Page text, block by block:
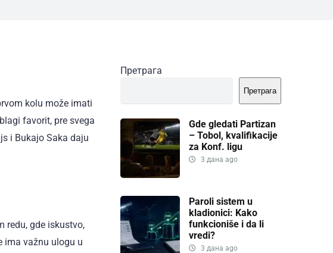
kolu može imati
favorit, pre svega
i Bukajo Saka daju
redu, gde iskustvo,
ima važnu ulogu u
Претрага
Претрага
Gde gledati Partizan
– Tobol, kvalifikacije
za Konf. ligu
3 дана ago
Paroli sistem u
kladionici: Kako
funkcioniše i da li
vredi?
3 дана ago